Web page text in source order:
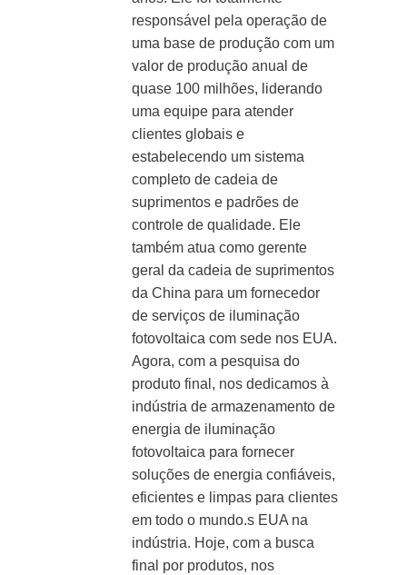
responsável pela operação de
uma base de produção com um
valor de produção anual de
quase 100 milhões, liderando
uma equipe para atender
clientes globais e
estabelecendo um sistema
completo de cadeia de
suprimentos e padrões de
controle de qualidade. Ele
também atua como gerente
geral da cadeia de suprimentos
da China para um fornecedor
de serviços de iluminação
fotovoltaica com sede nos EUA.
Agora, com a pesquisa do
produto final, nos dedicamos à
indústria de armazenamento de
energia de iluminação
fotovoltaica para fornecer
soluções de energia confiáveis,
eficientes e limpas para clientes
em todo o mundo.s EUA na
indústria. Hoje, com a busca
final por produtos, nos